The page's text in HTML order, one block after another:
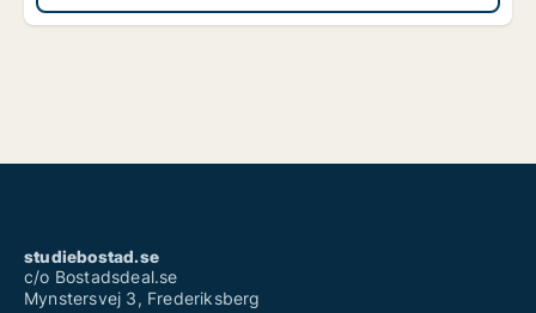
studiebostad.se
c/o Bostadsdeal.se
Mynstersvej 3, Frederiksberg